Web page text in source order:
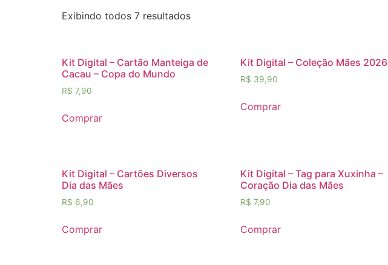
Exibindo todos 7 resultados
Kit Digital – Cartão Manteiga de
Cacau – Copa do Mundo
R$ 7,90
Comprar
Kit Digital – Coleção Mães 2026
R$ 39,90
Comprar
Kit Digital – Cartões Diversos
Dia das Mães
R$ 6,90
Comprar
Kit Digital – Tag para Xuxinha –
Coração Dia das Mães
R$ 7,90
Comprar